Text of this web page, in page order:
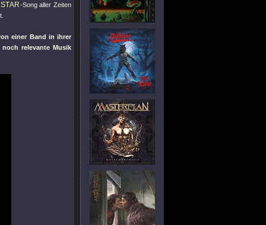
-Song aller Zeiten
einer Band in ihrer
relevante Musik